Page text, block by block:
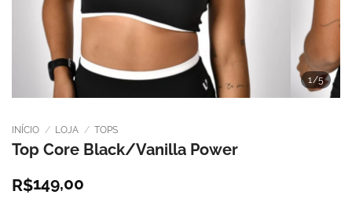
1 /5
INÍCIO / LOJA / TOPS
Top Core Black/Vanilla Power
R$149,00